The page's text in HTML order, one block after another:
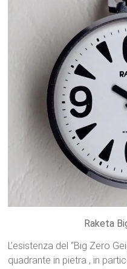
Raketa
L’esistenza del “Big Zero
quadrante in pietra , in